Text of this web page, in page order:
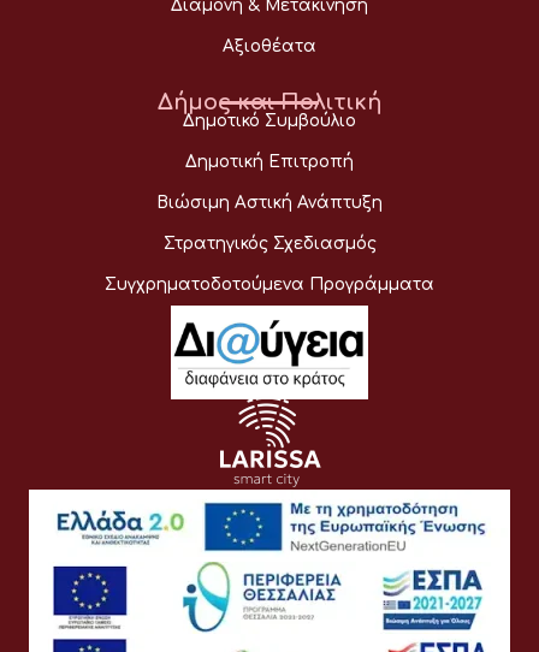
Διαμονή & Μετακίνηση
Αξιοθέατα
Δήμος και Πολιτική
Δημοτικό Συμβούλιο
Δημοτική Επιτροπή
Βιώσιμη Αστική Ανάπτυξη
Στρατηγικός Σχεδιασμός
Συγχρηματοδοτούμενα Προγράμματα